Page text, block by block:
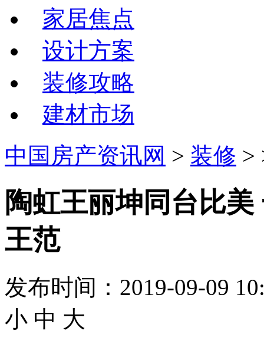
家居焦点
设计方案
装修攻略
建材市场
中国房产资讯网 > 装修 >
陶虹王丽坤同台比
王范
发布时间：2019-09-09
小 中 大